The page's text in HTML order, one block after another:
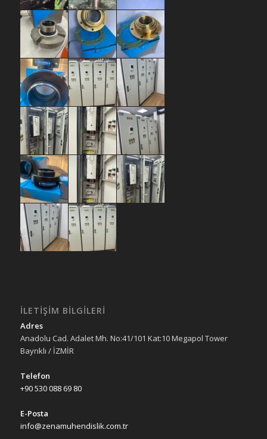
İLETIŞIM BILGILERI
Adres
Anadolu Cad. Adalet Mh. No:41/101 Kat:10 Megapol Tower
Bayrıklı / İZMİR
Telefon
+90 530 088 69 80
E-Posta
info@zenamuhendislik.com.tr